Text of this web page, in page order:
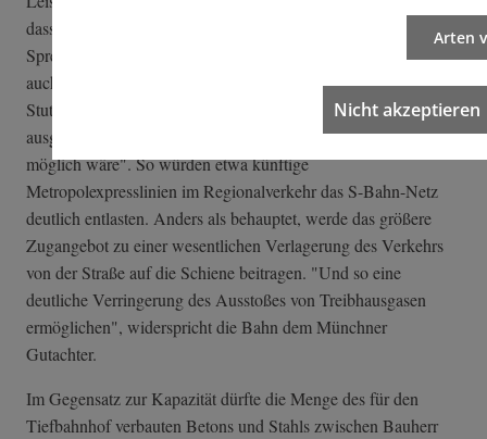
dass das künftige Zugangebot ausgedünnt werde, wie der
Sprecher betont: "Richtig ist vielmehr, dass sowohl im Fern- als
auch insbesondere im Regionalverkehr mit Inbetriebnahme von
Stuttgart 21 das Schienenangebot mit neuen Linien deutlich
ausgeweitet werden kann, was ohne den Neubau gar nicht
möglich wäre". So würden etwa künftige
Metropolexpresslinien im Regionalverkehr das S-Bahn-Netz
deutlich entlasten. Anders als behauptet, werde das größere
Zugangebot zu einer wesentlichen Verlagerung des Verkehrs
von der Straße auf die Schiene beitragen. "Und so eine
deutliche Verringerung des Ausstoßes von Treibhausgasen
ermöglichen", widerspricht die Bahn dem Münchner
Gutachter.
Im Gegensatz zur Kapazität dürfte die Menge des für den
Tiefbahnhof verbauten Betons und Stahls zwischen Bauherr
Arten
Nicht akzeptieren